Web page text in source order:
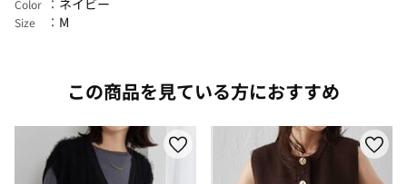
Color
Size M
この商品を見ている方におすすめ